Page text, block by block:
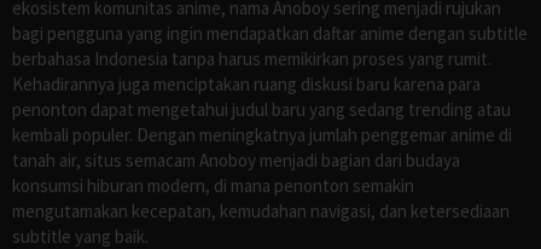
ekosistem komunitas anime, nama Anoboy sering menjadi rujukan
bagi pengguna yang ingin mendapatkan daftar anime dengan subtitle
berbahasa Indonesia tanpa harus memikirkan proses yang rumit.
Kehadirannya juga menciptakan ruang diskusi baru karena para
penonton dapat mengetahui judul baru yang sedang trending atau
kembali populer. Dengan meningkatnya jumlah penggemar anime di
tanah air, situs semacam Anoboy menjadi bagian dari budaya
konsumsi hiburan modern, di mana penonton semakin
mengutamakan kecepatan, kemudahan navigasi, dan ketersediaan
subtitle yang baik.